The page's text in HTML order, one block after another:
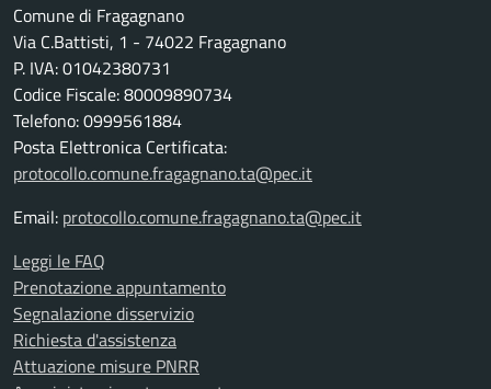
Comune di Fragagnano
Via C.Battisti, 1 - 74022 Fragagnano
P. IVA: 01042380731
Codice Fiscale: 80009890734
Telefono: 0999561884
Posta Elettronica Certificata:
protocollo.comune.fragagnano.ta@pec.it
Email: protocollo.comune.fragagnano.ta@pec.it
Leggi le FAQ
Prenotazione appuntamento
Segnalazione disservizio
Richiesta d'assistenza
Attuazione misure PNRR